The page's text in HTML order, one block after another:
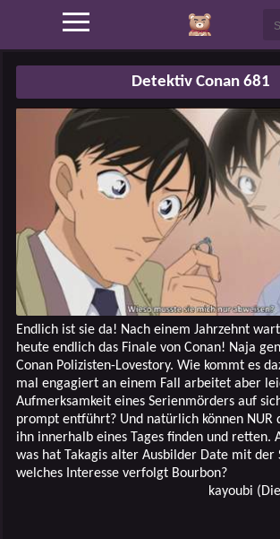
Detektiv Conan 681
Endlich ist sie da! Nach einem Jahrzehnt
heute endlich das Finale von Conan! Naja
Conan Polizisten-Lovestory. Wie kommt es
mal engagiert an einem Fall arbeitet aber
Aufmerksamkeit eines Serienmörders auf
prompt entführt? Und natürlich können NUR
ihn innerhalb eines Tages finden und retten.
was hat Takagis alter Ausbilder Date mit der
welches Interesse verfolgt Bourbon?
kayoubi